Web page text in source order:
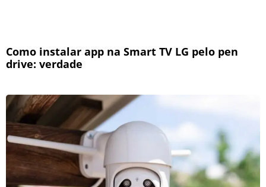
Como instalar app na Smart TV LG pelo pen
drive: verdade